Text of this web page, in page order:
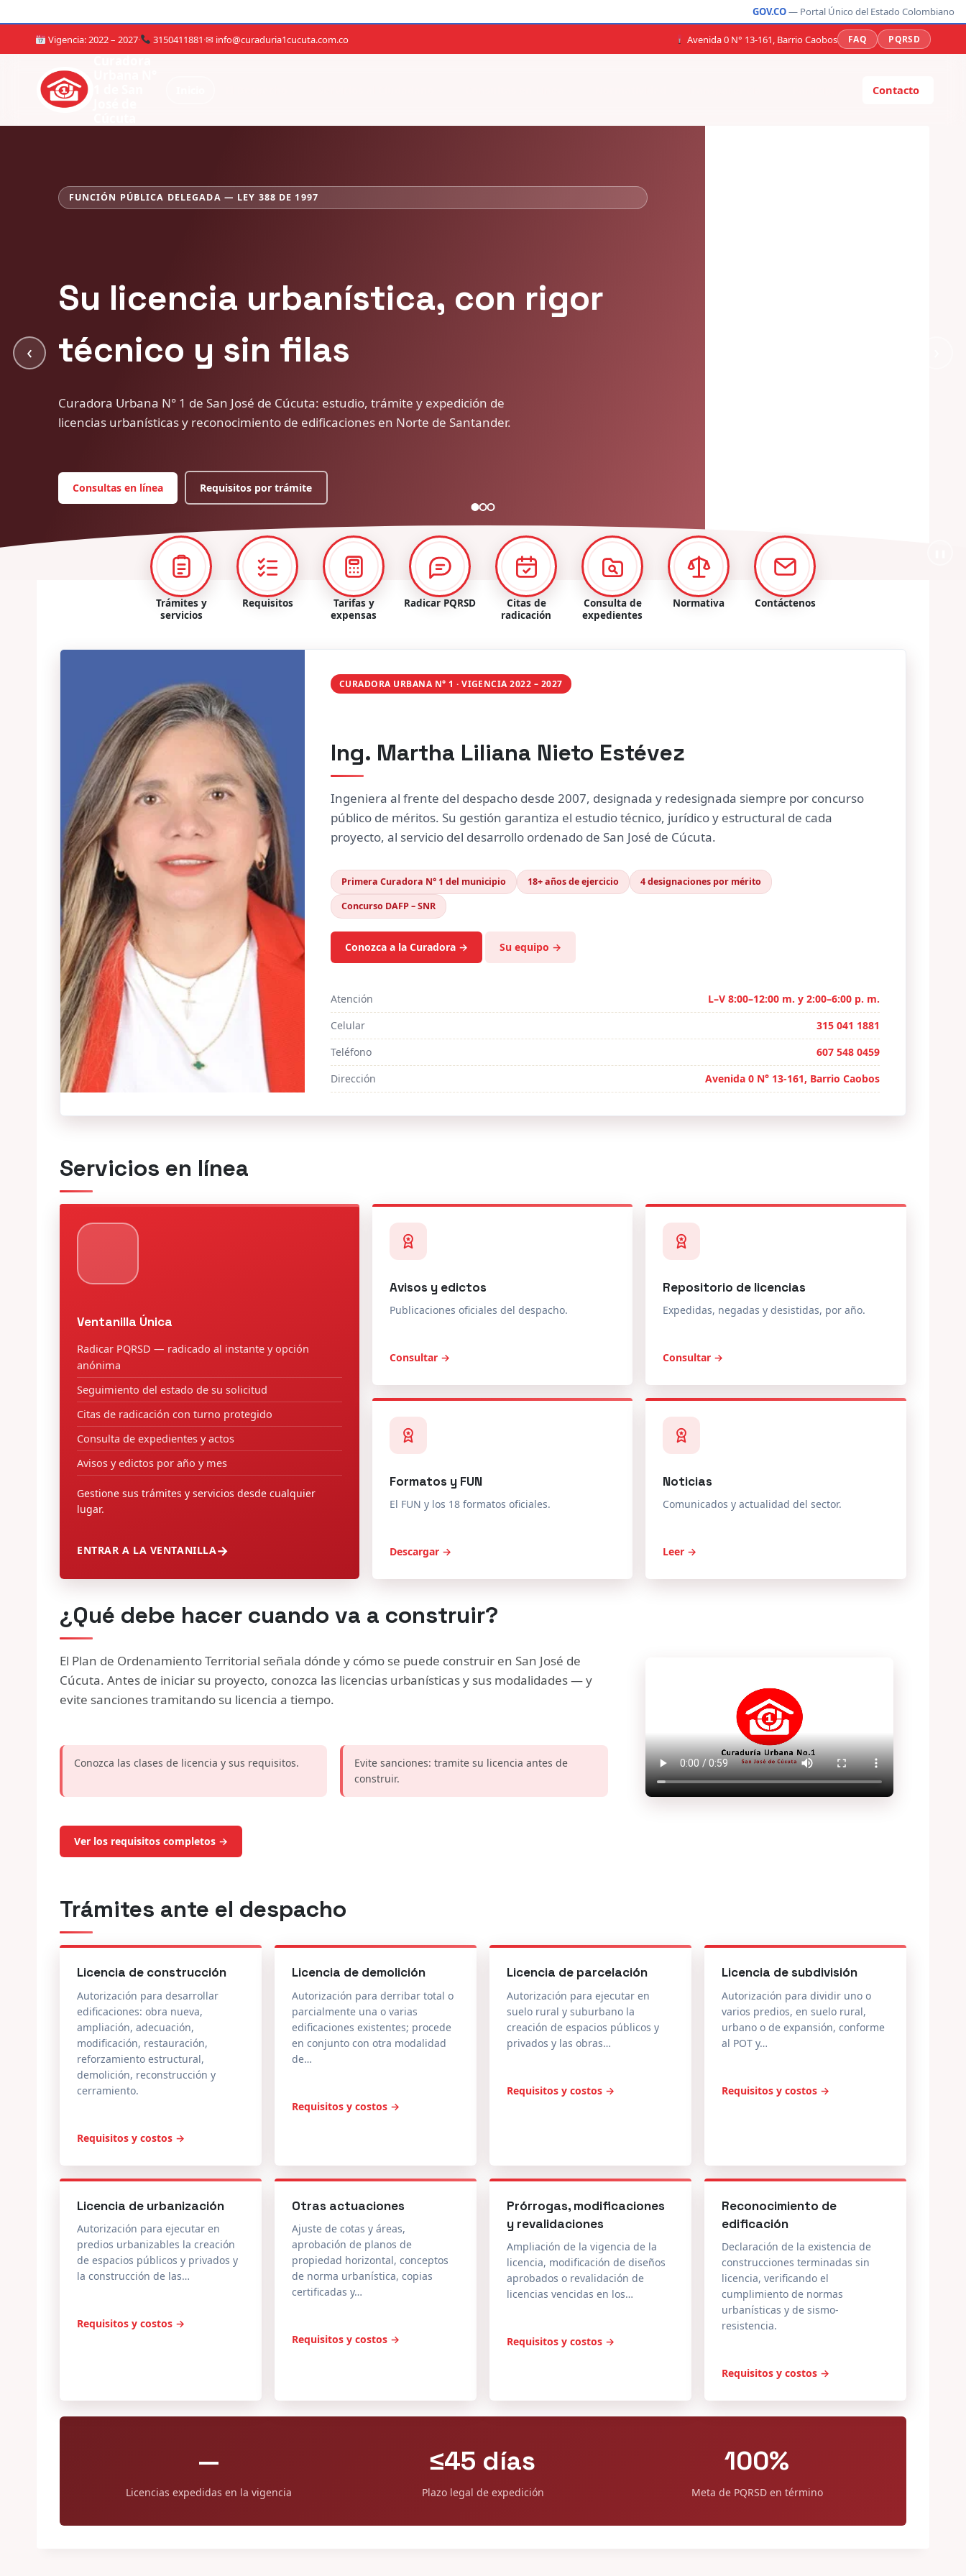
GOV.CO— Portal Único del Estado Colombiano
Vigencia: 2022 – 2027· 3150411881·✉ info@curaduria1cucuta.com.co Avenida 0 N° 13-161, Barrio Caobos FAQ PQRSD
Contacto
VIGENCIA 2022 – 2027 · CUARTA DESIGNACIÓN POR MÉRITO
Ing. Martha Liliana Nieto Estévez
Al frente del despacho desde 2007: estudio técnico, jurídico y estructural de
‹
Trámites y
servicios
Requisitos
Tarifas y
expensas
Radicar PQRSD
Citas de
radicación
Consulta de
expedientes
Normativa Contáctenos
CURADORA URBANA N° 1 · VIGENCIA 2022 – 2027
Ing. Martha Liliana Nieto Estévez
Ingeniera al frente del despacho desde 2007, designada y redesignada siempre por concurso
público de méritos. Su gestión garantiza el estudio técnico, jurídico y estructural de cada
proyecto, al servicio del desarrollo ordenado de San José de Cúcuta.
Primera Curadora N° 1 del municipio 18+ años de ejercicio
4 designaciones por mérito
Concurso DAFP – SNR
Conozca a la Curadora → Su equipo →
Atención
L–V 8:00–12:00 m. y 2:00–6:00 p. m.
Celular
315 041 1881
Teléfono
607 548 0459
Dirección
Avenida 0 N° 13-161, Barrio Caobos
Servicios en línea
Ventanilla Única
Radicar PQRSD — radicado al instante y opción
anónima
Seguimiento del estado de su solicitud
Citas de radicación con turno protegido
Consulta de expedientes y actos
Avisos y edictos por año y mes
Gestione sus trámites y servicios desde cualquier
lugar.
ENTRAR A LA VENTANILLA
Avisos y edictos
Publicaciones oficiales del despacho.
Consultar →
Repositorio de licencias
Expedidas, negadas y desistidas, por año.
Consultar →
Formatos y FUN
El FUN y los 18 formatos oficiales.
Descargar →
Noticias
Comunicados y actualidad del sector.
Leer →
¿Qué debe hacer cuando va a construir?
El Plan de Ordenamiento Territorial señala dónde y cómo se puede construir en San José de
Cúcuta. Antes de iniciar su proyecto, conozca las licencias urbanísticas y sus modalidades — y
evite sanciones tramitando su licencia a tiempo.
Conozca las clases de licencia y sus requisitos.
Evite sanciones: tramite su licencia antes de
construir.
Ver los requisitos completos →
Trámites ante el despacho
Licencia de construcción
Autorización para desarrollar
edificaciones: obra nueva,
ampliación, adecuación,
modificación, restauración,
reforzamiento estructural,
demolición, reconstrucción y
cerramiento.
Requisitos y costos →
Licencia de demolición
Autorización para derribar total o
parcialmente una o varias
edificaciones existentes; procede
en conjunto con otra modalidad
de…
Requisitos y costos →
Licencia de parcelación
Autorización para ejecutar en
suelo rural y suburbano la
creación de espacios públicos y
privados y las obras…
Requisitos y costos →
Licencia de subdivisión
Autorización para dividir uno o
varios predios, en suelo rural,
urbano o de expansión, conforme
al POT y…
Requisitos y costos →
Licencia de urbanización
Autorización para ejecutar en
predios urbanizables la creación
de espacios públicos y privados y
la construcción de las…
Requisitos y costos →
Otras actuaciones
Ajuste de cotas y áreas,
aprobación de planos de
propiedad horizontal, conceptos
de norma urbanística, copias
certificadas y…
Requisitos y costos →
Prórrogas, modificaciones
y revalidaciones
Ampliación de la vigencia de la
licencia, modificación de diseños
aprobados o revalidación de
licencias vencidas en los…
Requisitos y costos →
Reconocimiento de
edificación
Declaración de la existencia de
construcciones terminadas sin
licencia, verificando el
cumplimiento de normas
urbanísticas y de sismo-
resistencia.
Requisitos y costos →
—
Licencias expedidas en la vigencia
≤45 días
Plazo legal de expedición
100%
Meta de PQRSD en término